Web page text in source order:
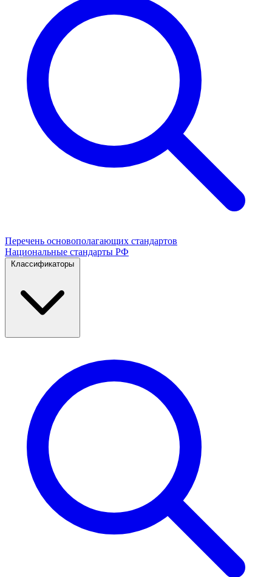
Перечень основополагающих стандартов
Национальные стандарты РФ
Классификаторы